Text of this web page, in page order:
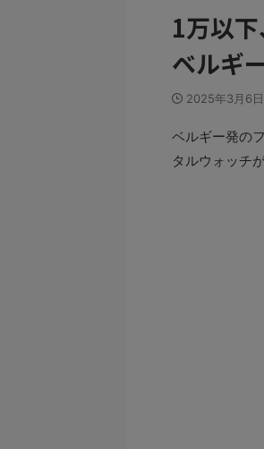
1万以
ベルギ
2025年3月6日
ベルギー発の
タルウォッチ